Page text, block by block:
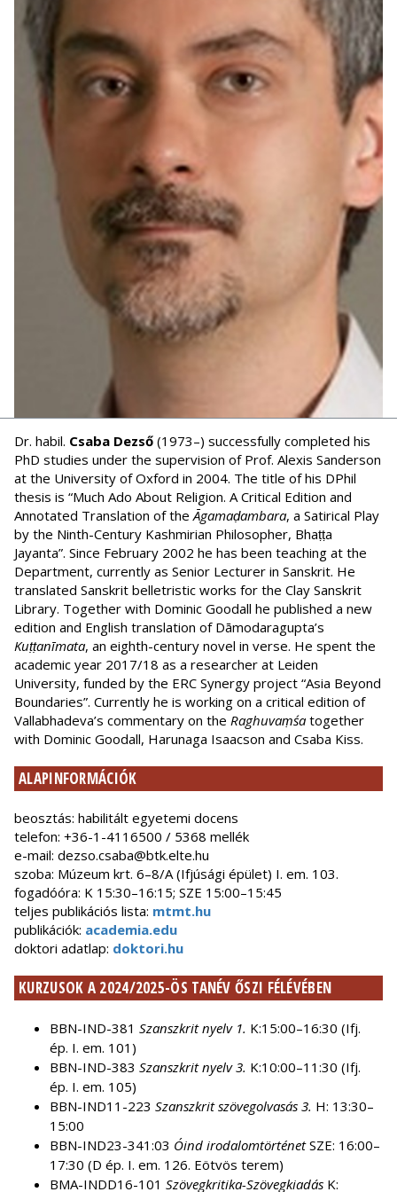
Dr. habil. Csaba Dezső (1973–) successfully completed his
PhD studies under the supervision of Prof. Alexis Sanderson
at the University of Oxford in 2004. The title of his DPhil
thesis is “Much Ado About Religion. A Critical Edition and
Annotated Translation of theĀgamaḍambara, a Satirical Play
by the Ninth-Century Kashmirian Philosopher, Bhaṭṭa
Jayanta”. Since February 2002 he has been teaching at the
Department, currently as Senior Lecturer in Sanskrit. He
translated Sanskrit belletristic works for the Clay Sanskrit
Library. Together with Dominic Goodall he published a new
edition and English translation of Dāmodaragupta’s
Kuṭṭanīmata, an eighth-century novel in verse. He spent the
academic year 2017/18 as a researcher at Leiden
University, funded by the ERC Synergy project “Asia Beyond
Boundaries”. Currently he is working on a critical edition of
Vallabhadeva’s com­mentary on the Raghuvaṃśa together
with Dominic Goodall, Harunaga Isaacson and Csaba Kiss.
ALAPINFORMÁCIÓK
beosztás: habilitált egyetemi docens
telefon: +36-1-4116500 / 5368 mellék
e-mail: dezso.csaba@btk.elte.hu
szoba: Múzeum krt. 6–8/A (Ifjúsági épület) I. em. 103.
fogadóóra: K 15:30–16:15; SZE 15:00–15:45
teljes publikációs lista: mtmt.hu
publikációk: academia.edu
doktori adatlap: doktori.hu
KURZUSOK A 2024/2025-ÖS TANÉV ŐSZI FÉLÉVÉBEN
BBN-IND-381 Szanszkrit nyelv 1. K:15:00–16:30 (Ifj.
ép. I. em. 101)
BBN-IND-383 Szanszkrit nyelv 3. K:10:00–11:30 (Ifj.
ép. I. em. 105)
BBN-IND11-223 Szanszkrit szövegolvasás 3. H: 13:30–
15:00
BBN-IND23-341:03 Óind irodalomtörténetSZE: 16:00–
17:30 (D ép. I. em. 126. Eötvös terem)
BMA-INDD16-101 Szövegkritika-Szövegkiadás K: